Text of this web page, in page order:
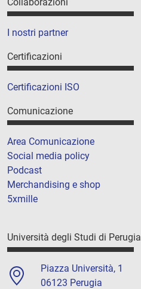
I nostri partner
Certificazioni
Certificazioni ISO
Comunicazione
Area Comunicazione
Social media policy
Podcast
Merchandising e shop
5xmille
Università degli Studi di Perugia
Piazza Università, 1
06123 Perugia